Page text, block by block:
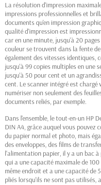
La résolution d'impression
impressions professionnelles et
documents qu'en impression
qualité d'impression est
car en une minute, jusqu'à 20
couleur se trouvent dans la fente
également des vitesses identiques,
jusqu'à 99 copies multiples en une
jusqu'à 50 pour cent et un
cent. Le scanner intégré est
numériser non seulement des
documents reliés, par exemple.
Dans l'ensemble, le tout-en-un HP
DIN A4, grâce auquel vous pouvez
du papier normal et photo, mais
des enveloppes, des films de
l'alimentation papier, il y a un bac
qui a une capacité maximale de
même endroit et a une capacité de
pliés lorsqu'ils ne sont pas utilisés,